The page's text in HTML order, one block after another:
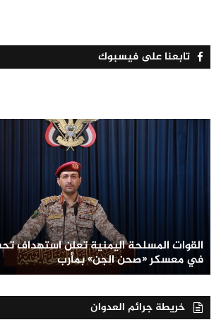
تابعنا على فيسبوك
القوات المسلحة اليمنية تعلن استهداف
في معسكر «صحن الجن» بمأرب
خريطة جرائم العدوان